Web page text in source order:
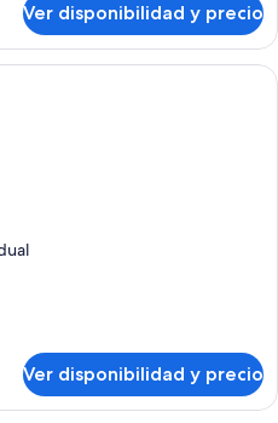
Ver disponibilidad y precio
Caja de seguridad en la habitación y
Ver disponibilidad y precio